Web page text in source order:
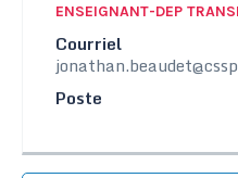
ENSEIGNANT-DEP
Courriel
Poste